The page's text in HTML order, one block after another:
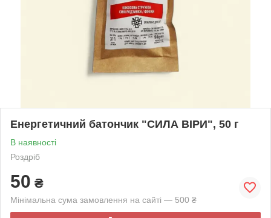
Енергетичний батончик "СИЛА ВІРИ", 50 г
В наявності
Роздріб
50 ₴
Мінімальна сума замовлення на сайті — 500 ₴